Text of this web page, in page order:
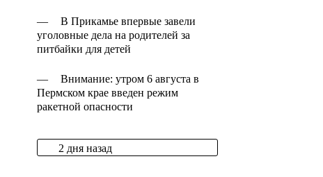
—
В Прикамье впервые завели
уголовные дела на родителей за
питбайки для детей
—
Внимание: утром 6 августа в
Пермском крае введен режим
ракетной опасности
2 дня назад